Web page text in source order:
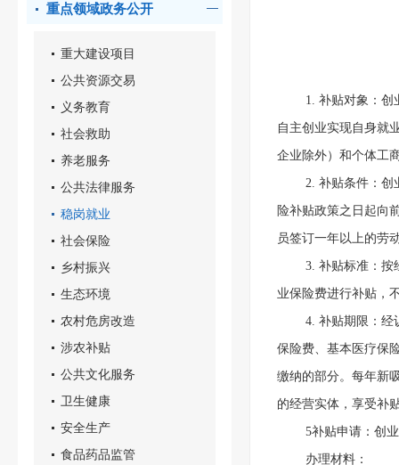
重点领域政务公开
重大建设项目
公共资源交易
义务教育
社会救助
养老服务
公共法律服务
稳岗就业
社会保险
乡村振兴
生态环境
农村危房改造
涉农补贴
公共文化服务
卫生健康
安全生产
食品药品监管
1. 补贴对象：创
自主创业实现自身就
企业除外）和个体工
2. 补贴条件：创
险补贴政策之日起向
员签订一年以上的劳
3. 补贴标准：按
业保险费进行补贴，
4. 补贴期限：经
保险费、基本医疗保
缴纳的部分。每年新
的经营实体，享受补
5补贴申请：创
办理材料：